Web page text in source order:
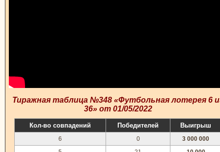
Тиражная таблица №348 «Футбольная лотерея 6
36» от 01/05/2022
Кол-во совпадений Победителей Выигрыш
6 0
3 000 000